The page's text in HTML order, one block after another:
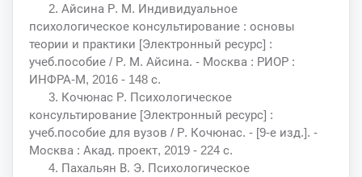
2. Айсина Р. М. Индивидуальное
психологическое консультирование : основы
теории и практики [Электронный ресурс] :
учеб.пособие / Р. М. Айсина. - Москва : РИОР :
ИНФРА-М, 2016 - 148 с.
3. Кочюнас Р. Психологическое
консультирование [Электронный ресурс] :
учеб.пособие для вузов / Р. Кочюнас. - [9-е изд.]. -
Москва : Акад. проект, 2019 - 224 с.
4. Пахальян В. Э. Психологическое